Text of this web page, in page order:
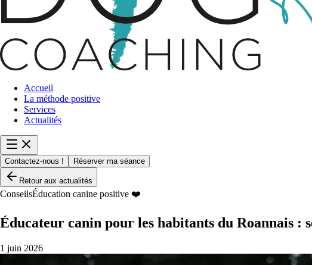
Accueil
La méthode positive
Services
Actualités
Contactez-nous ! Réserver ma séance
Retour aux actualités
ConseilsÉducation canine positive ❤️
Éducateur canin pour les habitants du Roannais :
1 juin 2026